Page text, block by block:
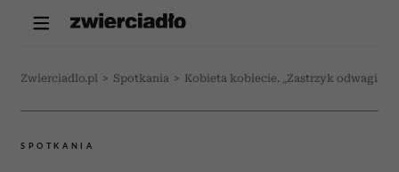
Zwierciadlo.pl > Spotkania > Kobieta kobiecie. „Zastrzyk odwagi
SPOTKANIA